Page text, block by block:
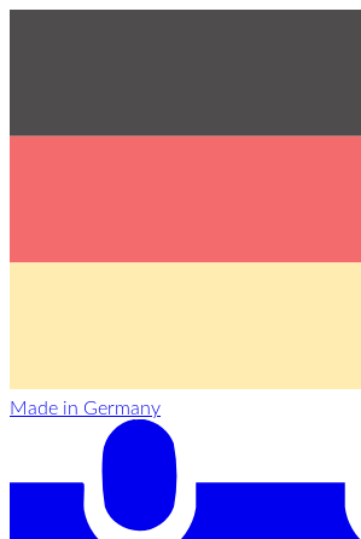
Made in Germany